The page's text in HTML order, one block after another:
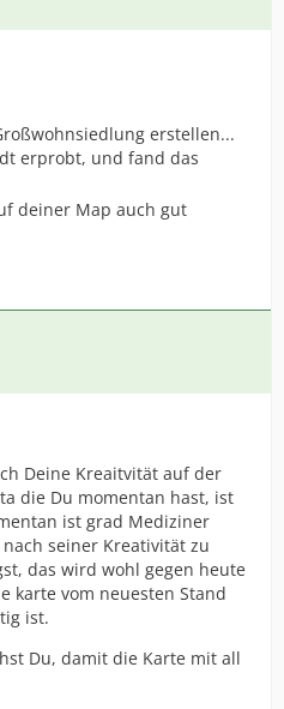
erstellen...
erprobt, und fand das
deiner Map auch gut
Deine Kreaitvität auf der
die Du momentan hast, ist
ist grad Mediziner
seiner Kreativität zu
das wird wohl gegen heute
karte vom neuesten Stand
ist.
Du, damit die Karte mit all